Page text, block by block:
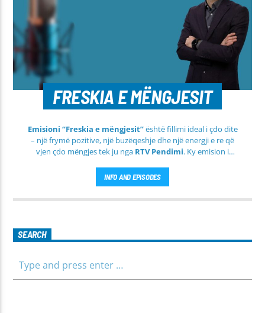
FRESKIA E MËNGJESIT
Emisioni “Freskia e mëngjesit”është fillimi ideal i çdo dite
– një frymë pozitive, një buzëqeshje dhe një energji e re që
vjen çdo mëngjes tek ju nga RTV Pendimi. Ky emision i
informues dhe më të ngrohtë, duke ju shoqëruar në orët e
para të ditës me përmbajtje të larmishme dhe të dobishme
për të gjithë familjen.
INFO AND EPISODES
SEARCH